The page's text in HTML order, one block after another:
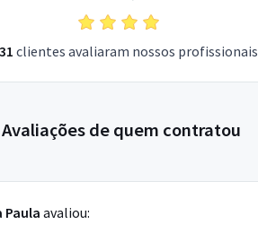
clientes avaliaram nossos profissionais
Avaliações de quem contratou
Paula avaliou: